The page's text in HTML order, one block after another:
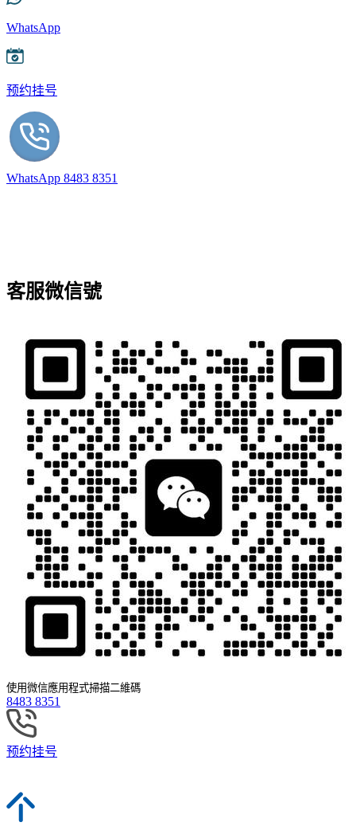
WhatsApp
预约挂号
WhatsApp 8483 8351
客服微信號
使用微信應用程式掃描二維碼
8483 8351
预约挂号